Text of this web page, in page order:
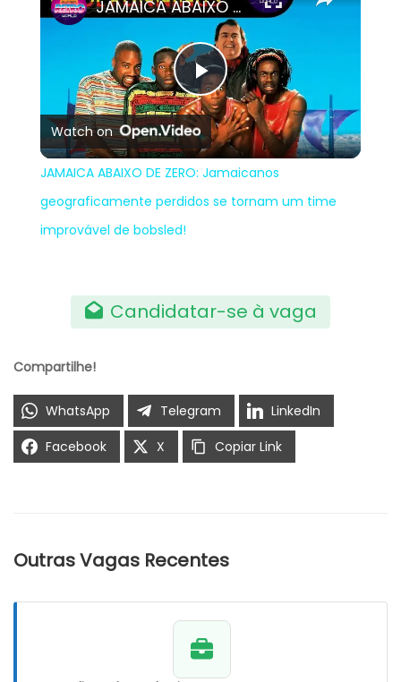
Play
Video
JAMAICA ABAIXO DE ZERO: Jamaicanos geograficamente perdidos se tornam um time improvável de bobsled!
Watch on
JAMAICA ABAIXO DE ZERO: Jamaicanos
geograficamente perdidos se tornam um time
improvável de bobsled!
Candidatar-se à vaga
Compartilhe!
WhatsApp Telegram
LinkedIn
Facebook
X Copiar Link
Outras Vagas Recentes